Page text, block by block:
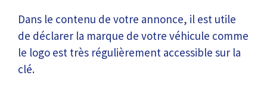
Dans le contenu de votre annonce, il est utile
de déclarer la marque de votre véhicule comme
le logo est très régulièrement accessible sur la
clé.